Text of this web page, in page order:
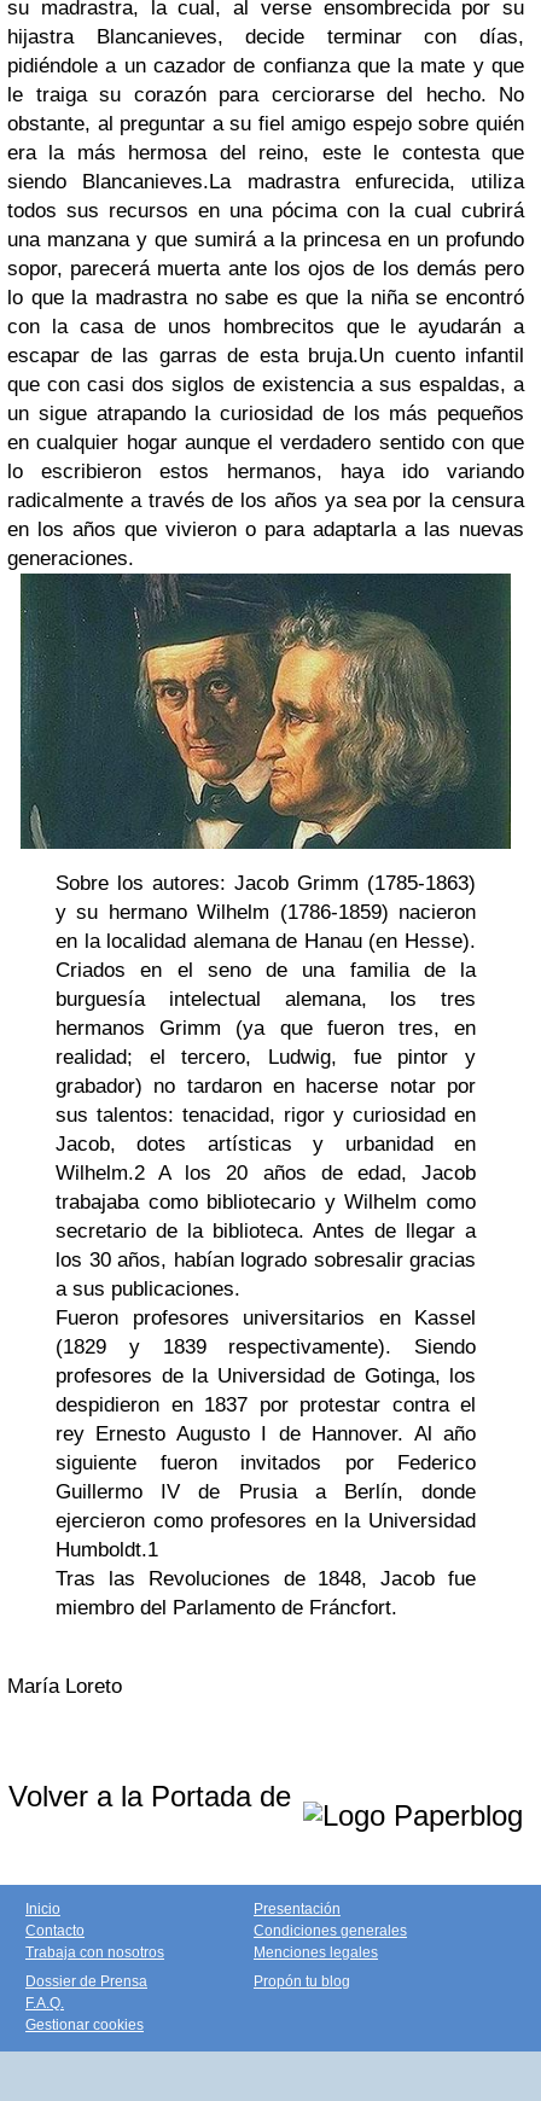
su madrastra, la cual, al verse ensombrecida por su
hijastra Blancanieves, decide terminar con días,
pidiéndole a un cazador de confianza que la mate y que
le traiga su corazón para cerciorarse del hecho. No
obstante, al preguntar a su fiel amigo espejo sobre quién
era la más hermosa del reino, este le contesta que
siendo Blancanieves.La madrastra enfurecida, utiliza
todos sus recursos en una pócima con la cual cubrirá
una manzana y que sumirá a la princesa en un profundo
sopor, parecerá muerta ante los ojos de los demás pero
lo que la madrastra no sabe es que la niña se encontró
con la casa de unos hombrecitos que le ayudarán a
escapar de las garras de esta bruja.Un cuento infantil
que con casi dos siglos de existencia a sus espaldas, a
un sigue atrapando la curiosidad de los más pequeños
en cualquier hogar aunque el verdadero sentido con que
lo escribieron estos hermanos, haya ido variando
radicalmente a través de los años ya sea por la censura
en los años que vivieron o para adaptarla a las nuevas
generaciones.
Sobre los autores: Jacob Grimm (1785-1863)
y su hermano Wilhelm (1786-1859) nacieron
en la localidad alemana de Hanau (en Hesse).
Criados en el seno de una familia de la
burguesía intelectual alemana, los tres
hermanos Grimm (ya que fueron tres, en
realidad; el tercero, Ludwig, fue pintor y
grabador) no tardaron en hacerse notar por
sus talentos: tenacidad, rigor y curiosidad en
Jacob, dotes artísticas y urbanidad en
Wilhelm.2 A los 20 años de edad, Jacob
trabajaba como bibliotecario y Wilhelm como
secretario de la biblioteca. Antes de llegar a
los 30 años, habían logrado sobresalir gracias
a sus publicaciones.
Fueron profesores universitarios en Kassel
(1829 y 1839 respectivamente). Siendo
profesores de la Universidad de Gotinga, los
despidieron en 1837 por protestar contra el
rey Ernesto Augusto I de Hannover. Al año
siguiente fueron invitados por Federico
Guillermo IV de Prusia a Berlín, donde
ejercieron como profesores en la Universidad
Humboldt.1
Tras las Revoluciones de 1848, Jacob fue
miembro del Parlamento de Fráncfort.
María Loreto
Volver a la Portada de
Inicio
Contacto
Trabaja con nosotros
Presentación
Condiciones generales
Menciones legales
Dossier de Prensa
F.A.Q.
Gestionar cookies
Propón tu blog